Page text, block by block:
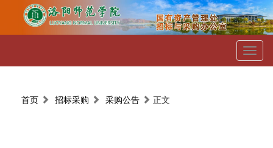
首页 招标采购 采购公告 正文